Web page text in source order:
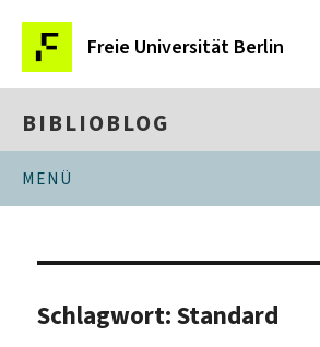
Freie Universität Berlin
BIBLIOBLOG
MENÜ
Schlagwort:Standard